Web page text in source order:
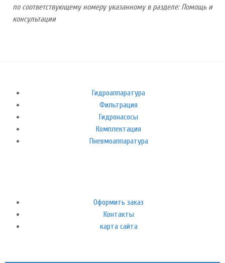
по соответствующему номеру указанному в разделе: Помощь и
консультации
Гидроаппаратура
Фильтрация
Гидронасосы
Комплектация
Пневмоаппаратура
Оформить заказ
Контакты
карта сайта